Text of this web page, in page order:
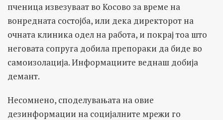
пченица извезуваат во Косово за време на
вонредната состојба, или дека директорот на
очната клиника одел на работа, и покрај тоа што
неговата сопруга добила препораки да биде во
самоизолација. Информациите веднаш добија
демант.
Несомнено, споделувањата на овие
дезинформации на социјалните мрежи го